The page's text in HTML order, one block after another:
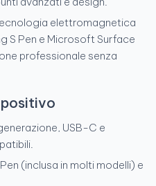
elettromagnetica
S Pen e Microsoft Surface
professionale senza
USB-C e
(inclusa in molti modelli) e